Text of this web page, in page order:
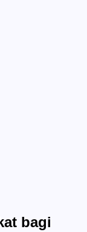
bagi